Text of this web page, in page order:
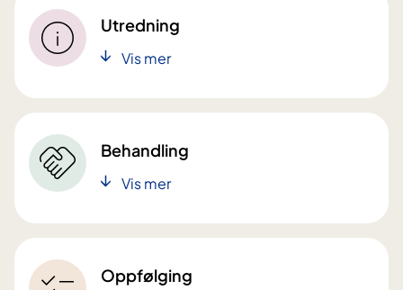
Utredning
Vis mer
Behandling
Vis mer
Oppfølging